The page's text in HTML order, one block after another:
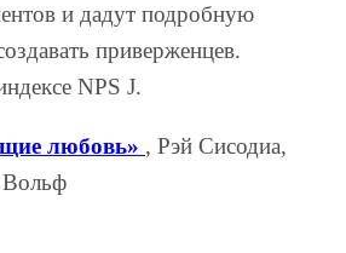
и дадут подробную
приверженцев.
NPS J.
любовь» , Рэй Сисодиа,